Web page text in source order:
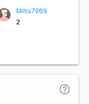
Milto7969
2
help_outline